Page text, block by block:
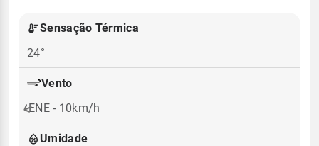
Sensação Térmica
24°
Vento
ENE - 10km/h
Umidade